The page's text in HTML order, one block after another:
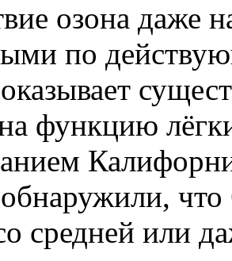
озона даже
по
функцию
средней или